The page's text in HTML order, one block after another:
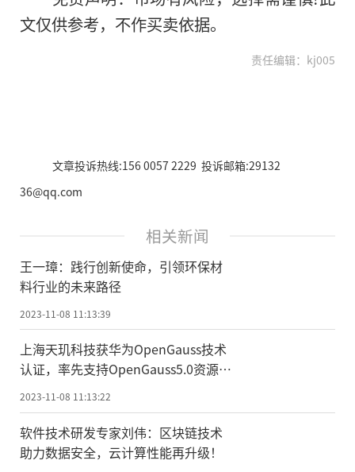
文仅供参考，不作买卖依据。
责任编辑：kj005
文章投诉热线:156 0057 2229 投诉邮箱:29132
36@qq.com
相关新闻
王一璋：践行创新使命，引领环保材
料行业的未来路径
2023-11-08 11:13:39
上海天玑科技获华为OpenGauss技术
认证，率先支持OpenGauss5.0资源池
架构
2023-11-08 11:13:22
软件技术研发专家刘伟：区块链技术
助力数据安全，云计算性能再升级！